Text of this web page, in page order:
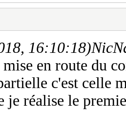
16:10:18)
en route du
c'est celle
je réalise le